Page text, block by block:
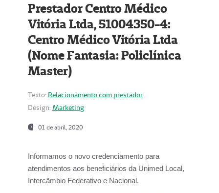
Prestador Centro Médico
Vitória Ltda, 51004350-4:
Centro Médico Vitória Ltda
(Nome Fantasia: Policlínica
Master)
Texto: Relacionamento com prestador
Design: Marketing
01 de abril, 2020
Informamos o novo credenciamento para
atendimentos aos beneficiários da Unimed Local,
Intercâmbio Federativo e Nacional.